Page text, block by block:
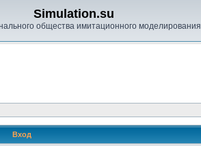
Simulation.su
общества имитационного моделирования
Вход